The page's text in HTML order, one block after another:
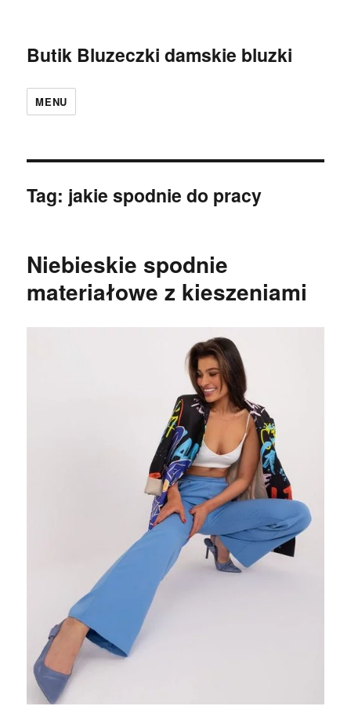
Butik Bluzeczki damskie bluzki
MENU
Tag: jakie spodnie do pracy
Niebieskie spodnie
materiałowe z kieszeniami